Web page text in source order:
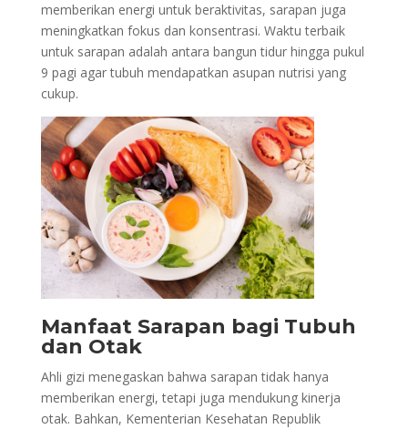
memberikan energi untuk beraktivitas, sarapan juga
meningkatkan fokus dan konsentrasi. Waktu terbaik
untuk sarapan adalah antara bangun tidur hingga pukul
9 pagi agar tubuh mendapatkan asupan nutrisi yang
cukup.
Manfaat Sarapan bagi Tubuh
dan Otak
Ahli gizi menegaskan bahwa sarapan tidak hanya
memberikan energi, tetapi juga mendukung kinerja
otak. Bahkan, Kementerian Kesehatan Republik